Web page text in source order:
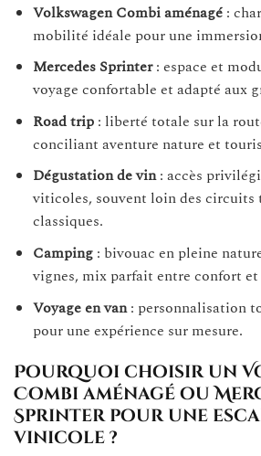
Volkswagen Combi aménagé:
mobilité idéale pour une
Mercedes Sprinter: espace et
voyage confortable et adapté aux
Road trip: liberté totale sur la
conciliant aventure nature et
Dégustation de vin: accès
viticoles, souvent loin des circuits
classiques.
Camping: bivouac en pleine
vignes, mix parfait entre confort
Voyage en van: personnalisation
pour une expérience sur mesure.
Pourquoi choisir un
Combi aménagé ou
Sprinter pour une
vinicole ?